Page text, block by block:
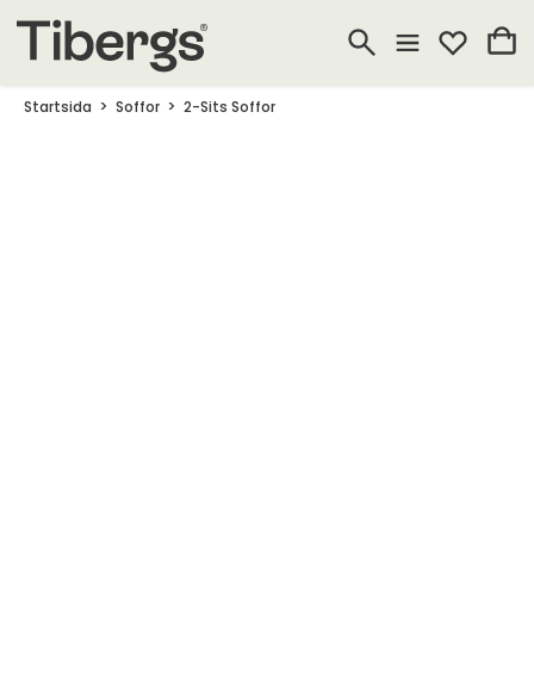
Startsida Soffor 2-Sits Soffor